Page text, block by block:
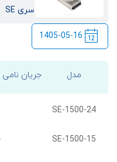
سری SE
1405-05-16
مدل جریان
SE-1500-24
SE-1500-15